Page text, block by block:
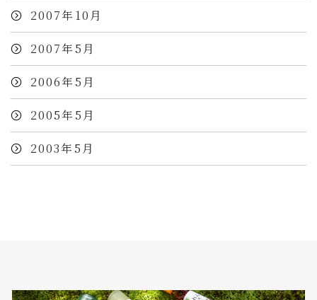
2007年10月
2007年5月
2006年5月
2005年5月
2003年5月